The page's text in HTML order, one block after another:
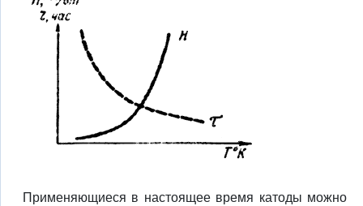
Применяющиеся в настоящее время катоды можно